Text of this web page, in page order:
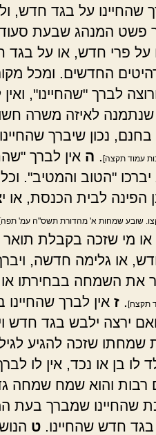
שהחיינו על בגד חדש,
פשט המנהג שבעת
על פרי חדש, או על בגד
החדשים. ומכל
לברך "שהחיינו",
שנתמנה לאיזה משרה
נכון שיברך
עמוד תקצה] . ה אין לברך
"הטוב והמטיב".
הפינה לבית הכנסת, או
שובע שמחות א' מהדורת תשס"ה עמ' תפה]
או מי שזכה בקבלת תואר
או גלימה חדשה, ויברך
את השמחה בבחירתו
תקצח] . ז אין לברך
ירצה ילבש בגד חדש
שמחתו שזכה להגיע
לו בן או נכד, אין לו
רבות והוא שמח שמחה
שהחיינו שמברך בעת
חדש שהחיינו. ט